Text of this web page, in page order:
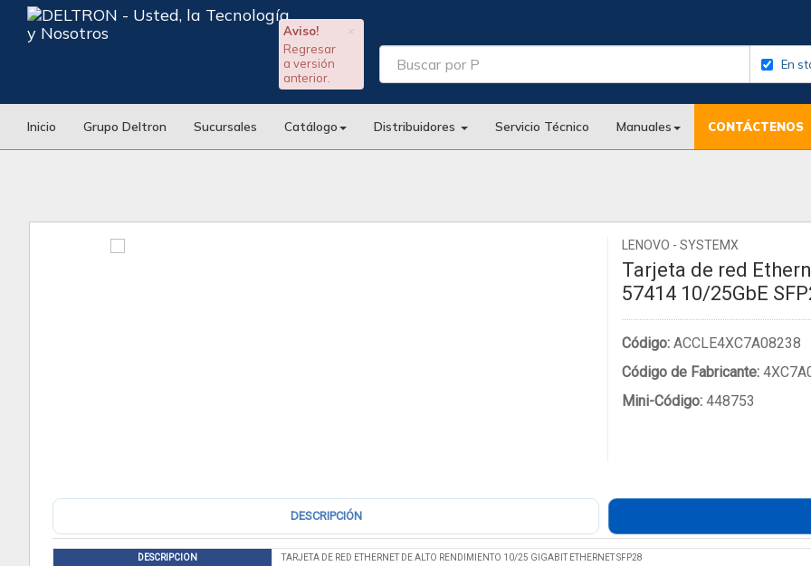
×
Aviso!
Regresar
a versión
anterior.
En
Inicio Grupo Deltron Sucursales Catálogo Distribuidores Servicio Técnico Manuales CONTÁCTENOS
LENOVO - SYSTEMX
Tarjeta de red
57414 10/25GbE
Código: ACCLE4XC7A08238
Código de Fabricante:
Mini-Código: 448753
DESCRIPCIÓN
DESCRIPCION
TARJETA DE RED ETHERNET DE ALTO RENDIMIENTO 10/25 GIGABIT ETHERNET SFP28